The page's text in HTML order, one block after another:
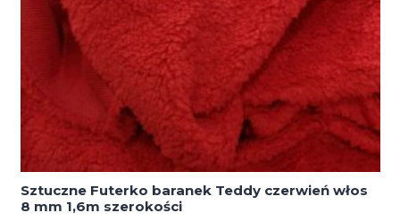
Sztuczne Futerko baranek Teddy czerwień włos
8 mm 1,6m szerokości